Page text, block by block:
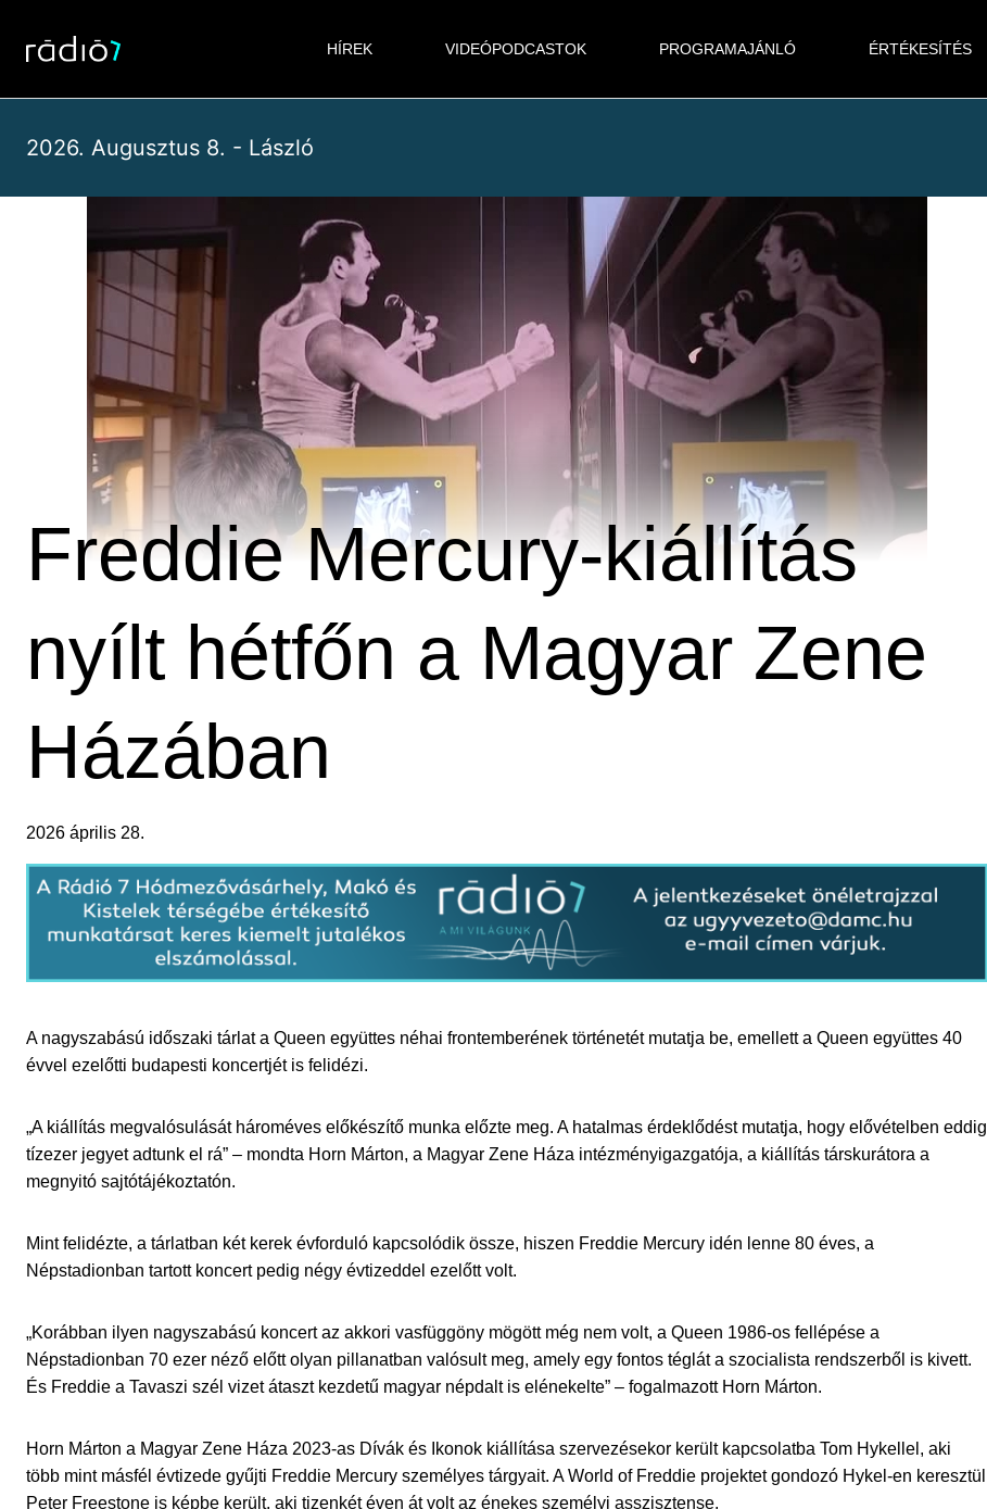
content
HÍREK VIDEÓPODCASTOK PROGRAMAJÁNLÓ ÉRTÉKESÍTÉS
2026. Augusztus 8. - László
Freddie Mercury-kiállítás
nyílt hétfőn a Magyar Zene
Házában
2026 április 28.
A nagyszabású időszaki tárlat a Queen együttes néhai frontemberének történetét mutatja be, emellett a Queen együttes 40
évvel ezelőtti budapesti koncertjét is felidézi.
„A kiállítás megvalósulását hároméves előkészítő munka előzte meg. A hatalmas érdeklődést mutatja, hogy elővételben eddig
tízezer jegyet adtunk el rá” – mondta Horn Márton, a Magyar Zene Háza intézményigazgatója, a kiállítás társkurátora a
megnyitó sajtótájékoztatón.
Mint felidézte, a tárlatban két kerek évforduló kapcsolódik össze, hiszen Freddie Mercury idén lenne 80 éves, a
Népstadionban tartott koncert pedig négy évtizeddel ezelőtt volt.
„Korábban ilyen nagyszabású koncert az akkori vasfüggöny mögött még nem volt, a Queen 1986-os fellépése a
Népstadionban 70 ezer néző előtt olyan pillanatban valósult meg, amely egy fontos téglát a szocialista rendszerből is kivett.
És Freddie a Tavaszi szél vizet átaszt kezdetű magyar népdalt is elénekelte” – fogalmazott Horn Márton.
Horn Márton a Magyar Zene Háza 2023-as Dívák és Ikonok kiállítása szervezésekor került kapcsolatba Tom Hykellel, aki
több mint másfél évtizede gyűjti Freddie Mercury személyes tárgyait. A World of Freddie projektet gondozó Hykel-en keresztül
Peter Freestone is képbe került, aki tizenkét éven át volt az énekes személyi asszisztense.